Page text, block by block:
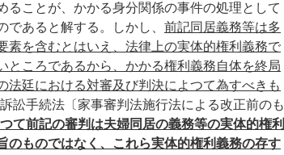
ることが、かかる身分関係の事件の処理として
であると解する。しかし、 前記同居義務等は多
素を含むとはいえ、法律上の実体的権利義務で
ところであるから、かかる権利義務自体を終局
法廷における対審及び判決によつて為すべきも
訟手続法〔家事審判法施行法による改正前のも
て前記の審判は夫婦同居の義務等の実体的権利
のものではなく、これら実体的権利義務の存す